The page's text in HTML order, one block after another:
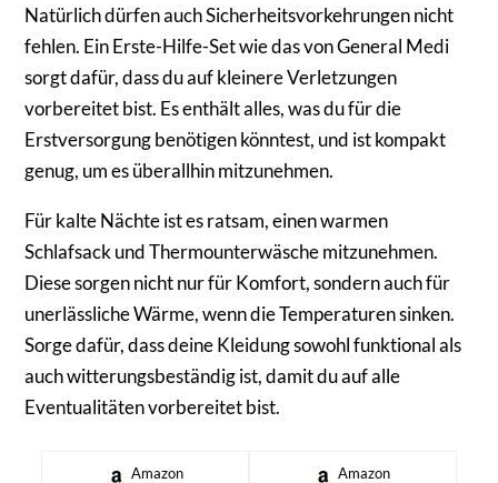
Natürlich dürfen auch Sicherheitsvorkehrungen nicht
fehlen. Ein Erste-Hilfe-Set wie das von General Medi
sorgt dafür, dass du auf kleinere Verletzungen
vorbereitet bist. Es enthält alles, was du für die
Erstversorgung benötigen könntest, und ist kompakt
genug, um es überallhin mitzunehmen.
Für kalte Nächte ist es ratsam, einen warmen
Schlafsack und Thermounterwäsche mitzunehmen.
Diese sorgen nicht nur für Komfort, sondern auch für
unerlässliche Wärme, wenn die Temperaturen sinken.
Sorge dafür, dass deine Kleidung sowohl funktional als
auch witterungsbeständig ist, damit du auf alle
Eventualitäten vorbereitet bist.
Amazon Amazon